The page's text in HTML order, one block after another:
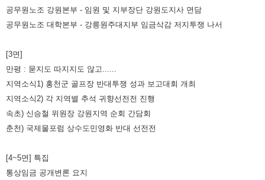
공무원노조 강원본부 - 임원 및 지부장단 강원도지사 면담
공무원노조 대학본부 - 강릉원주대지부 임금삭감 저지투쟁 나서
[3면]
만평 : 묻지도 따지지도 않고......
지역소식1) 홍천군 골프장 반대투쟁 성과 보고대회 개최
지역소식2) 각 지역별 추석 귀향선전전 진행
속초) 신승철 위원장 강원지역 순회 간담회
춘천) 국제물포럼 상수도민영화 반대 선전전
[4~5면] 특집
통상임금 공개변론 요지